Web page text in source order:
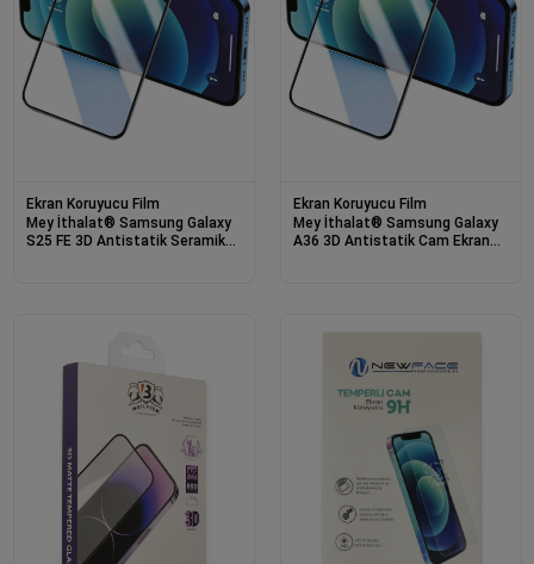
Ekran Koruyucu Film
Mey İthalat® Samsung Galaxy
S25 FE 3D Antistatik Seramik
Ekran Koruyucu Film
Mey İthalat® Samsung Galaxy
A36 3D Antistatik Cam Ekran